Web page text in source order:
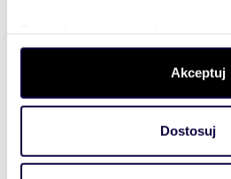
dane są przetwarzane oraz
. W
zmienić lub wycofać swoją zgodę
Wykorzystujemy pliki cookie do
i reklam, aby oferować funkcje
Akceptuj
Dostosuj
Organizujemy zdalne wizyty
wiele filmów naszych
Treść niniejszego
handlowej w rozumieniu